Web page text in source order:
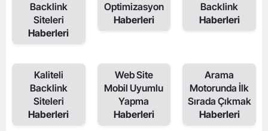
Backlink
Siteleri
Haberleri
Optimizasyon
Haberleri
Backlink
Haberleri
Kaliteli
Backlink
Siteleri
Haberleri
Web Site
Mobil Uyumlu
Yapma
Haberleri
Arama
Motorunda İlk
Sırada Çıkmak
Haberleri